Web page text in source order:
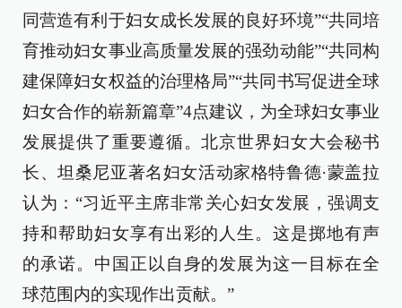
同营造有利于妇女成长发展的良好环境”“共同培
育推动妇女事业高质量发展的强劲动能”“共同构
建保障妇女权益的治理格局”“共同书写促进全球
妇女合作的崭新篇章”4点建议，为全球妇女事业
发展提供了重要遵循。北京世界妇女大会秘书
长、坦桑尼亚著名妇女活动家格特鲁德·蒙盖拉
认为：“习近平主席非常关心妇女发展，强调支
持和帮助妇女享有出彩的人生。这是掷地有声
的承诺。中国正以自身的发展为这一目标在全
球范围内的实现作出贡献。”